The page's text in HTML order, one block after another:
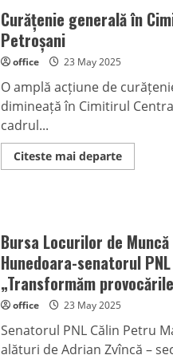
pas
de
II-
a.
Primarul
„Toți
pentru
o
echipă,
Curățenie generală în
Petroșani
office 23 May 2025
O amplă acțiune de
dimineață în Cimitirul
cadrul...
Citeste mai departeRead
more
Central
din
Petroșani
Bursa Locurilor de
Hunedoara-senatorul
„Transformăm
office 23 May 2025
Senatorul PNL Călin Petru
alături de Adrian Zvîncă –